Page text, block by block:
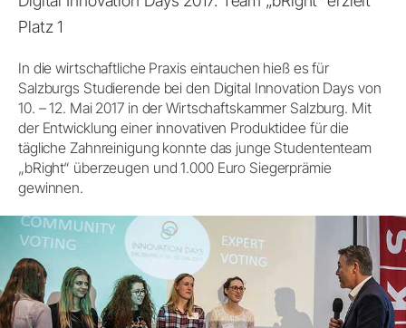
Platz 1
In die wirtschaftliche Praxis eintauchen hieß es für
Salzburgs Studierende bei den Digital Innovation Days von
10. – 12. Mai 2017 in der Wirtschaftskammer Salzburg. Mit
der Entwicklung einer innovativen Produktidee für die
tägliche Zahnreinigung konnte das junge Studententeam
„bRight“ überzeugen und 1.000 Euro Siegerprämie
gewinnen.